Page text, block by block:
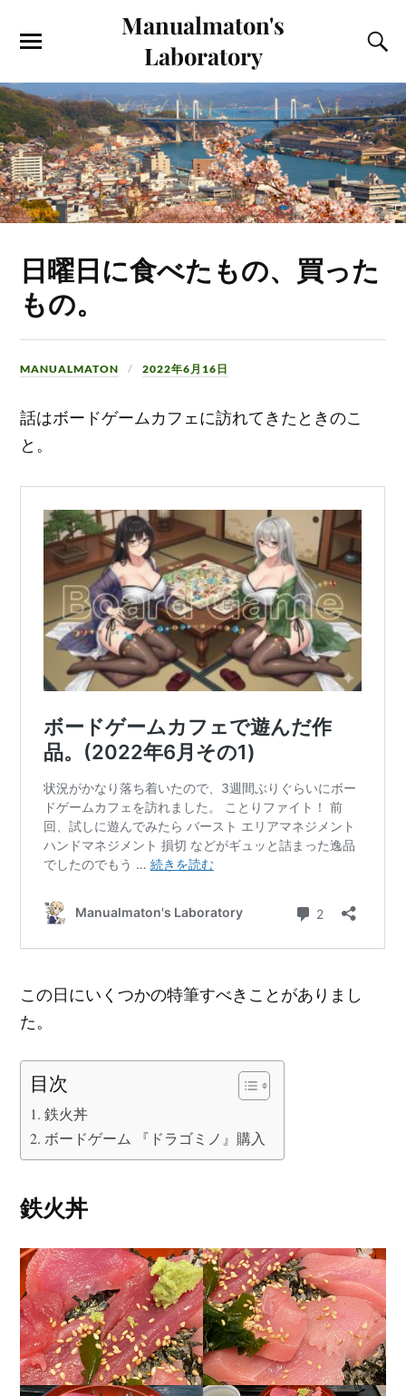
Manualmaton's
Laboratory
日曜日に食べたもの、買った
もの。
MANUALMATON 2022年6月16日
話はボードゲームカフェに訪れてきたときのこ
と。
この日にいくつかの特筆すべきことがありまし
た。
目次
鉄火丼
ボードゲーム 『ドラゴミノ』購入
鉄火丼